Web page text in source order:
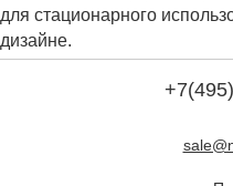
для стационарного
дизайне.